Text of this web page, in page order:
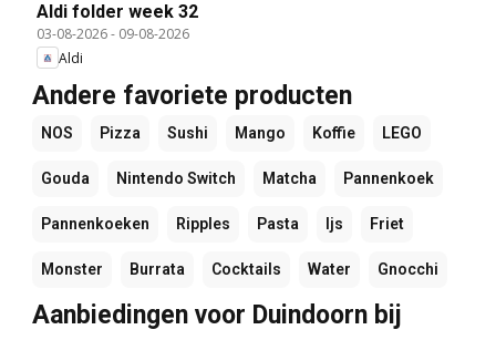
Aldi folder week 32
03-08-2026- 09-08-2026
Aldi
Andere favoriete producten
NOS Pizza Sushi Mango Koffie LEGO
Gouda Nintendo Switch Matcha Pannenkoek
Pannenkoeken Ripples Pasta Ijs Friet
Monster Burrata Cocktails Water Gnocchi
Aanbiedingen voor Duindoorn bij